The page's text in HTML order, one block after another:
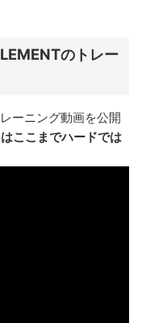
のトレー
ーニング動画を公開
ここまでハードでは